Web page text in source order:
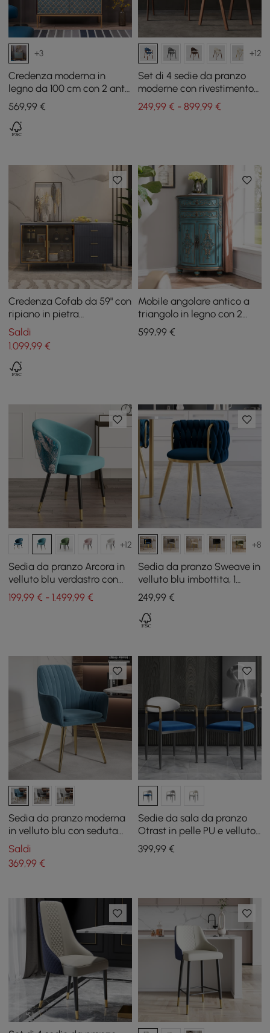
+3
Credenza moderna in
legno da 100 cm con 2 ante
e ripiani regolabili
569,99 €
+12
Set di 4 sedie da pranzo
moderne con rivestimento
in lino blu
249,99 € - 899,99 €
Credenza Cofab da 59" con
ripiano in pietra
sinterizzata di lusso in
vetro temperato con ante
in vetro temperato di
grandi dimensioni
Saldi
1.099,99 €
Mobile angolare antico a
triangolo in legno con 2
ante e 2 cassetti in blu
599,99€
+12
Sedia da pranzo Arcora in
velluto blu verdastro con
imbottitura, 2 pezzi
199,99 € - 1.499,99 €
+8
Sedia da pranzo Sweave in
velluto blu imbottita, 1
pezzo
249,99€
Sedia da pranzo moderna
in velluto blu con seduta
imbottita, 2 pezzi
Saldi
369,99 €
Sedie da sala da pranzo
Otrast in pelle PU e velluto
in 2 pezzi blu
399,99€